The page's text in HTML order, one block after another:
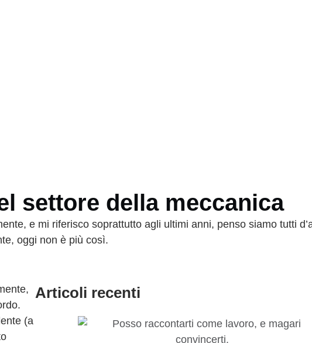
settore della meccanica
e mi riferisco soprattutto agli ultimi anni, penso siamo tutti
oggi non è più così.
(a
Articoli recenti